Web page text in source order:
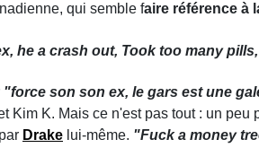
qui semble faire référence à
he a crash out, Took too many
"force son son ex, le gars est une
Kim K. Mais ce n'est pas tout : un peu
Drake lui-même. "Fuck a money